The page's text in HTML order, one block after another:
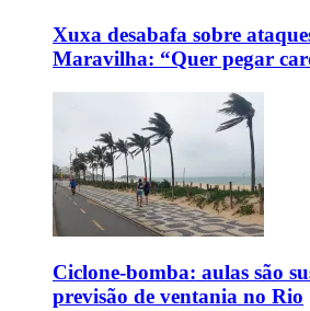
Xuxa desabafa sobre
Maravilha: “Quer pegar
Ciclone-bomba: aulas são
previsão de ventania no Rio